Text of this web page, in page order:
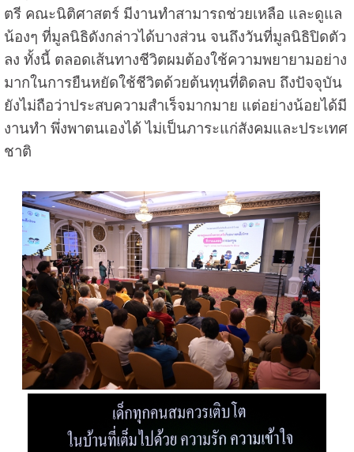
ตรี คณะนิติศาสตร์ มีงานทำสามารถช่วยเหลือ และดูแล
น้องๆ ที่มูลนิธิดังกล่าวได้บางส่วน จนถึงวันที่มูลนิธิปิดตัว
ลง ทั้งนี้ ตลอดเส้นทางชีวิตผมต้องใช้ความพยายามอย่าง
มากในการยืนหยัดใช้ชีวิตด้วยต้นทุนที่ติดลบ ถึงปัจจุบัน
ยังไม่ถือว่าประสบความสำเร็จมากมาย แต่อย่างน้อยได้มี
งานทำ พึ่งพาตนเองได้ ไม่เป็นภาระแก่สังคมและประเทศ
ชาติ